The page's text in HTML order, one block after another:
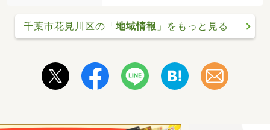
千葉市花見川区の「地域情報 」をもっと見る